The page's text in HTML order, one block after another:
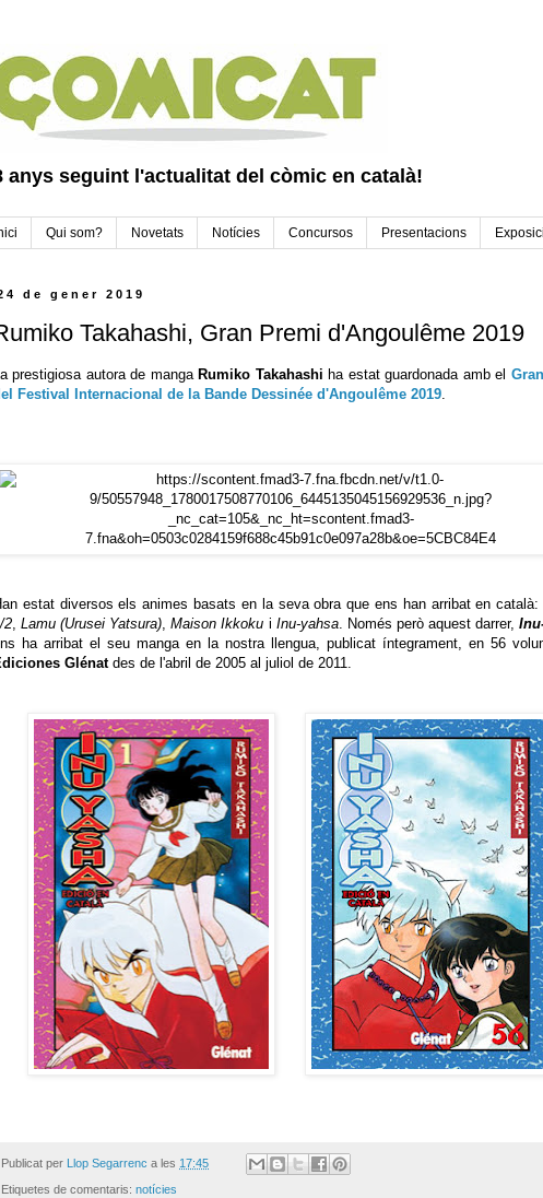
anys seguint l'actualitat del còmic en català!
Qui som? Novetats Notícies Concursos Presentacions
de gener 2019
Takahashi, Gran Premi d'Angoulême 2019
prestigiosa autora de manga Rumiko Takahashi ha estat guardonada amb el
Festival Internacional de la Bande Dessinée d'Angoulême 2019.
estat diversos els animes basats en la seva obra que ens han arribat en català:
2,Lamu (Urusei Yatsura),Maison Ikkoku i Inu-yahsa. Només però aquest darrer,
ha arribat el seu manga en la nostra llengua, publicat íntegrament, en 56
Glénatdes de l'abril de 2005 al juliol de 2011.
Publicat per Llop Segarrenc a les 17:45
Etiquetes de comentaris: notícies